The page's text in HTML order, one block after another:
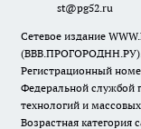
st@pg52.ru
Сетевое издание
(ВВВ.ПРОГОРОДНН.РУ).
Регистрационный
Федеральной службой
технологий и
Возрастная категория